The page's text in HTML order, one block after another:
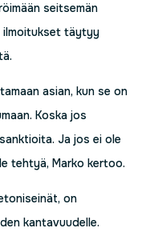
seitsemän
ilmoitukset täytyy
asian, kun se on
Koska jos
Ja jos ei ole
tehtyä, Marko kertoo.
on
kantavuudelle.